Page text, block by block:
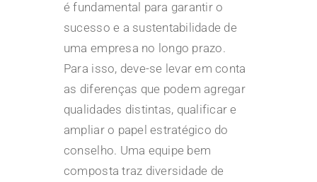
é fundamental para garantir o
sucesso e a sustentabilidade de
uma empresa no longo prazo.
Para isso, deve-se levar em conta
as diferenças que podem agregar
qualidades distintas, qualificar e
ampliar o papel estratégico do
conselho. Uma equipe bem
composta traz diversidade de